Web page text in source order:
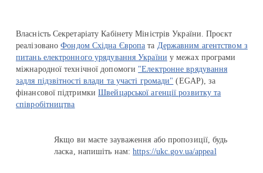
Власність Секретаріату Кабінету Міністрів України. Проєкт
реалізованоФондом Східна Європа та Державним агентством з
питань електронного урядування України у межах програми
міжнародної технічної допомоги "Електронне врядування
задля підзвітності влади та участі громади" (EGAP), за
фінансової підтримкиШвейцарської агенції розвитку та
співробітництва
Якщо ви маєте зауваження або пропозиції, будь
ласка, напишіть нам:https://ukc.gov.ua/appeal